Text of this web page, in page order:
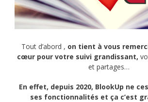
Tout d’abord , on tient à vous
cœur pour votre suivi grandissant,
et partages…
En effet, depuis 2020, BlookUp ne
ses fonctionnalités et ça c’est